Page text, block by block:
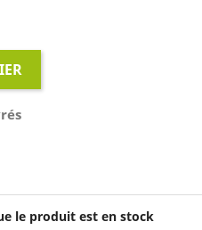
le produit est en stock